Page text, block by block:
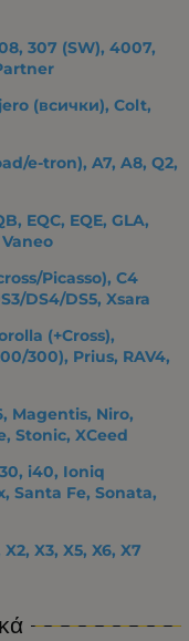
307 (SW), 4007,
(всички), Colt,
e-tron), A7, A8, Q2,
EQC, EQE, GLA,
Vaneo
Picasso), C4
DS4/DS5, Xsara
(+Cross),
300), Prius, RAV4,
Magentis, Niro,
Stonic, XCeed
i40, Ioniq
Santa Fe, Sonata,
X3, X5, X6, X7